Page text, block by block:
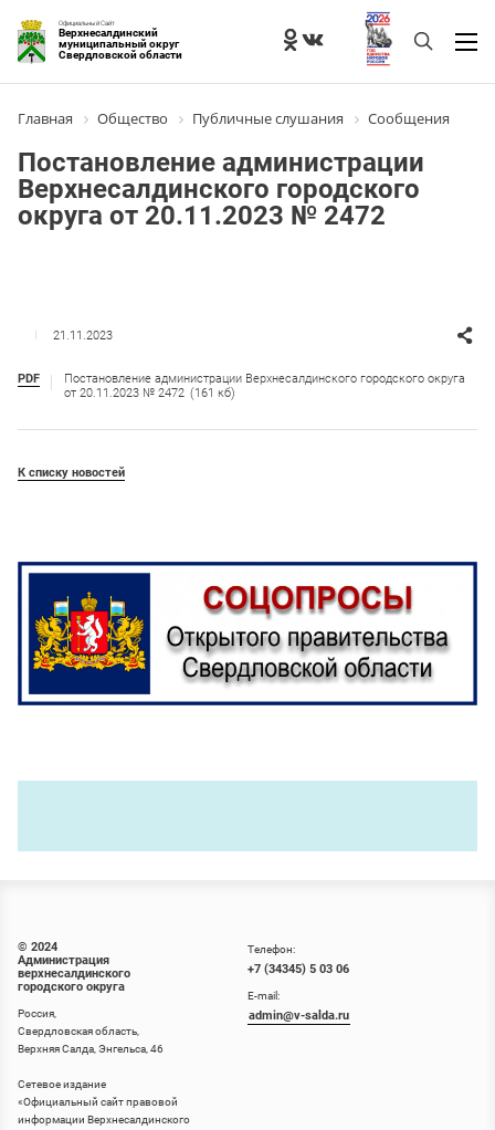
Официальный Сайт
Верхнесалдинский
муниципальный округ
Свердловской области
Главная Общество Публичные слушания Сообщения
Постановление администрации
Верхнесалдинского городского
округа от 20.11.2023 № 2472
21.11.2023
PDF
Постановление администрации Верхнесалдинского городского округа
от 20.11.2023 № 2472 (161 кб)
К списку новостей
© 2024
Администрация
верхнесалдинского
городского округа
Россия,
Свердловская область,
Верхняя Салда, Энгельса, 46
Сетевое издание
«Официальный сайт правовой
информации Верхнесалдинского
Телефон:
+7 (34345) 5 03 06
E-mail:
admin@v-salda.ru